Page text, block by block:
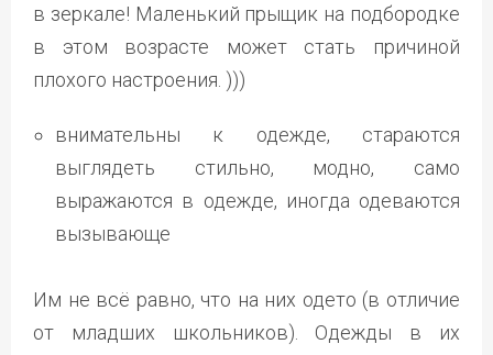
в зеркале! Маленький прыщик на подбородке
в этом возрасте может стать причиной
плохого настроения. )))
внимательны к одежде, стараются
выглядеть стильно, модно, само
выражаются в одежде, иногда одеваются
вызывающе
Им не всё равно, что на них одето (в отличие
от младших школьников). Одежды в их